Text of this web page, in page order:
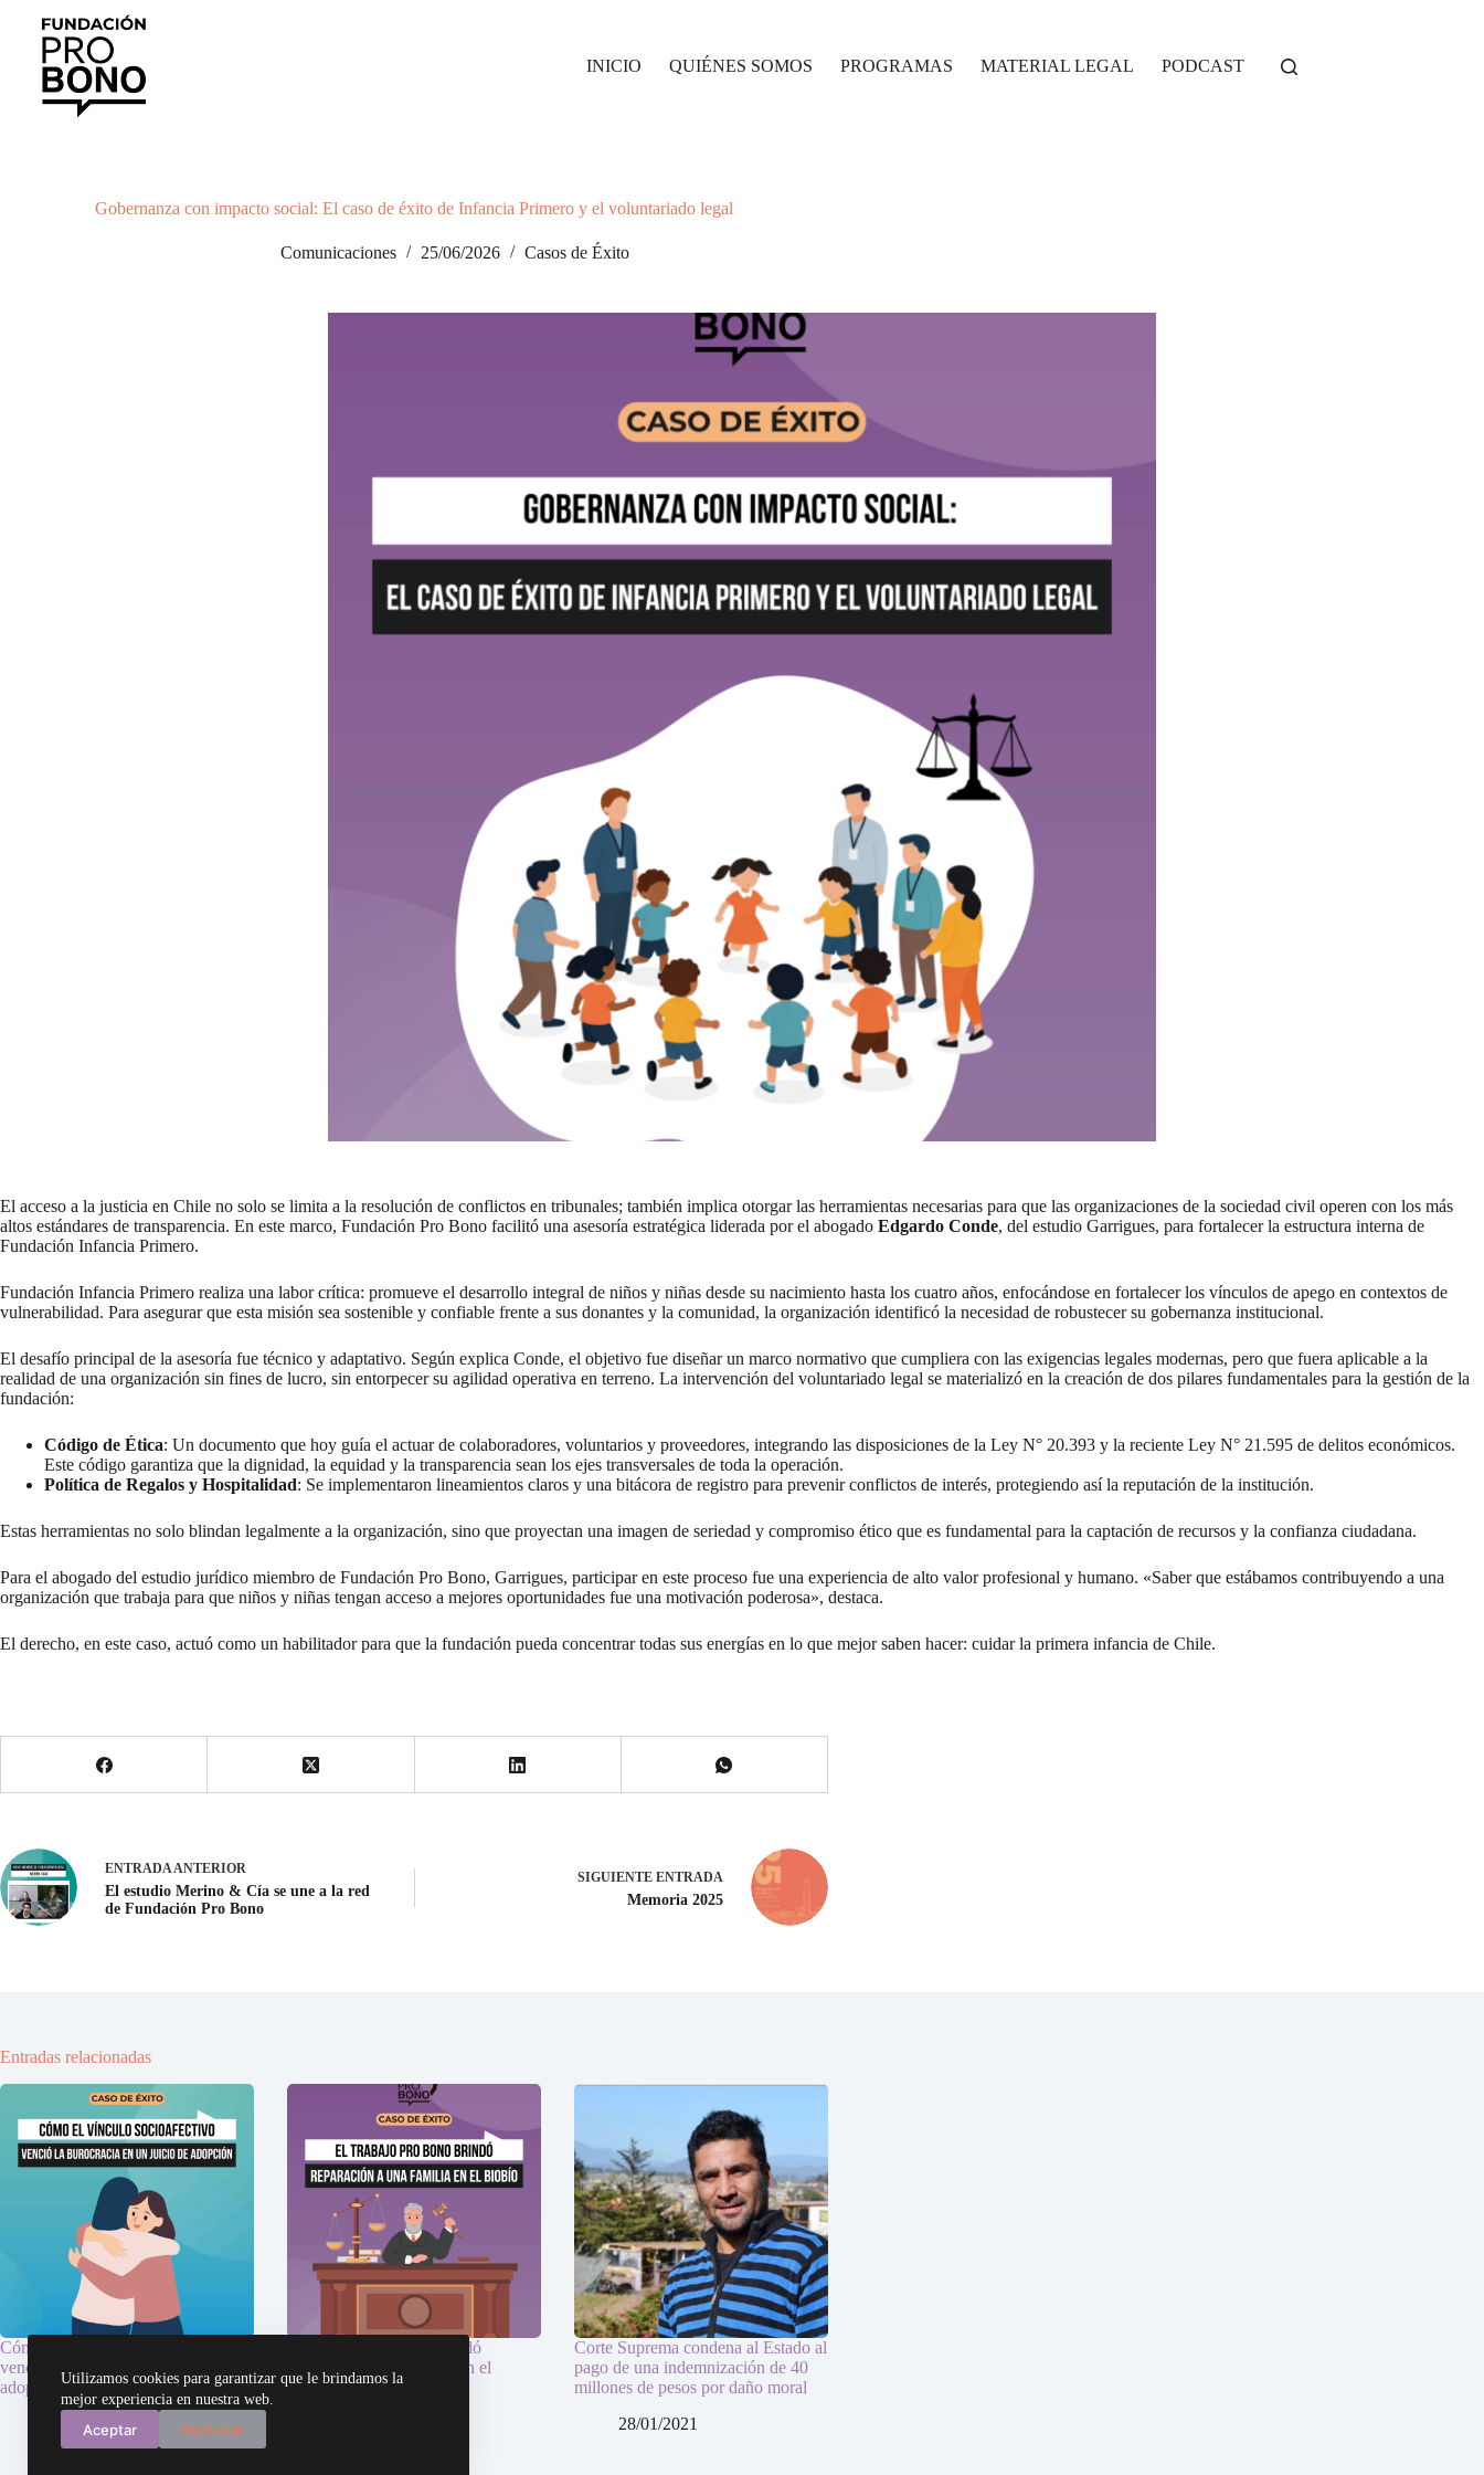
contenido
Utilizamos cookies para garantizar que le brindamos la
mejor experiencia en nuestra web.
Aceptar Rechazar
INICIO QUIÉNES SOMOS PROGRAMAS MATERIAL LEGAL PODCAST
Gobernanza con impacto social: El caso de éxito de Infancia Primero y el voluntariado legal
Comunicaciones 25/06/2026 Casos de Éxito
El acceso a la justicia en Chile no solo se limita a la resolución de conflictos en tribunales; también implica otorgar las herramientas necesarias para que las organizaciones de la sociedad civil operen con los más
altos estándares de transparencia. En este marco, Fundación Pro Bono facilitó una asesoría estratégica liderada por el abogado Edgardo Conde, del estudio Garrigues, para fortalecer la estructura interna de
Fundación Infancia Primero.
Fundación Infancia Primero realiza una labor crítica: promueve el desarrollo integral de niños y niñas desde su nacimiento hasta los cuatro años, enfocándose en fortalecer los vínculos de apego en contextos de
vulnerabilidad. Para asegurar que esta misión sea sostenible y confiable frente a sus donantes y la comunidad, la organización identificó la necesidad de robustecer su gobernanza institucional.
El desafío principal de la asesoría fue técnico y adaptativo. Según explica Conde, el objetivo fue diseñar un marco normativo que cumpliera con las exigencias legales modernas, pero que fuera aplicable a la
realidad de una organización sin fines de lucro, sin entorpecer su agilidad operativa en terreno. La intervención del voluntariado legal se materializó en la creación de dos pilares fundamentales para la gestión de la
fundación:
Código de Ética: Un documento que hoy guía el actuar de colaboradores, voluntarios y proveedores, integrando las disposiciones de la Ley N° 20.393 y la reciente Ley N° 21.595 de delitos económicos.
Este código garantiza que la dignidad, la equidad y la transparencia sean los ejes transversales de toda la operación.
Política de Regalos y Hospitalidad: Se implementaron lineamientos claros y una bitácora de registro para prevenir conflictos de interés, protegiendo así la reputación de la institución.
Estas herramientas no solo blindan legalmente a la organización, sino que proyectan una imagen de seriedad y compromiso ético que es fundamental para la captación de recursos y la confianza ciudadana.
Para el abogado del estudio jurídico miembro de Fundación Pro Bono, Garrigues, participar en este proceso fue una experiencia de alto valor profesional y humano. «Saber que estábamos contribuyendo a una
organización que trabaja para que niños y niñas tengan acceso a mejores oportunidades fue una motivación poderosa», destaca.
El derecho, en este caso, actuó como un habilitador para que la fundación pueda concentrar todas sus energías en lo que mejor saben hacer: cuidar la primera infancia de Chile.
ENTRADA ANTERIOR
El estudio Merino & Cía se une a la red
de Fundación Pro Bono
SIGUIENTE ENTRADA
Memoria 2025
Entradas relacionadas
Cómo el vínculo socioafectivo
venció la burocracia en un juicio de
adopción
23/07/2025
El Trabajo Pro Bono brindó
reparación a una familia en el
Biobío
Corte Suprema condena al Estado al
pago de una indemnización de 40
millones de pesos por daño moral
28/01/2021